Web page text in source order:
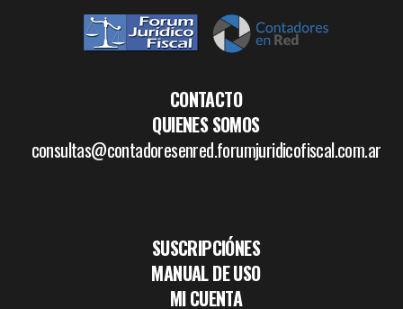
CONTACTO
QUIENES SOMOS
consultas@contadoresenred.forumjuridicofiscal.com.ar
SUSCRIPCIÓNES
MANUAL DE USO
MI CUENTA